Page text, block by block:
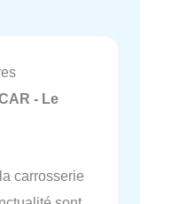
- Le
carrosserie